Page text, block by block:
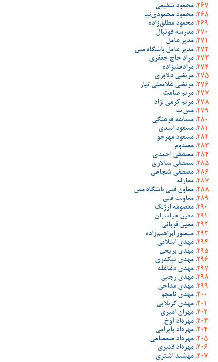
محمود شفیعی
محمود محمودی‌نیا
محمود مطلق‌زاده
مدرسه فوتبال
مدیر عامل
مدیر عامل باشگاه مس
مراد حاج جعفری
مرادعلیزاده
مرتضی دلاوری
مرتضی غلامعلی تبار
مریم صامت
مریم کرمی نژاد
مس ب
مسابقه فرهنگی
مسعود اسدی
مسعود مهرجو
مصدوم
مصطفی احمدی
مصطفی سالاری
مصطفی شجاعی
معارفه
معاون فنی باشگاه مس
معاونت فنی
معصومه ارژنگ
معین عباسیان
معین قربانی
منصور ابراهیم‌زاده
مهدی اسلامی
مهدی بریحی
مهدی تیکدری
مهدی دغاغله
مهدی رجبی
مهدی مداحی
مهدی نامجو
مهدی کربلایی
مهران امیری
مهرداد آوخ
مهرداد بایرامی
مهرداد صمصامی
مهرداد قنبری
مهشید اشتری